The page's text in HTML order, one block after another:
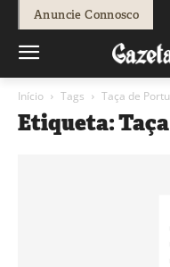
Anuncie Connosco
Início Tags Taça de
Etiqueta: